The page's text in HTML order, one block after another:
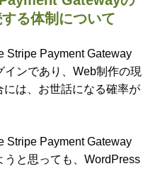
る体制について
Stripe Payment Gateway
インであり、Web制作の現
は、お世話になる確率が
Stripe Payment Gateway
うと思っても、WordPress